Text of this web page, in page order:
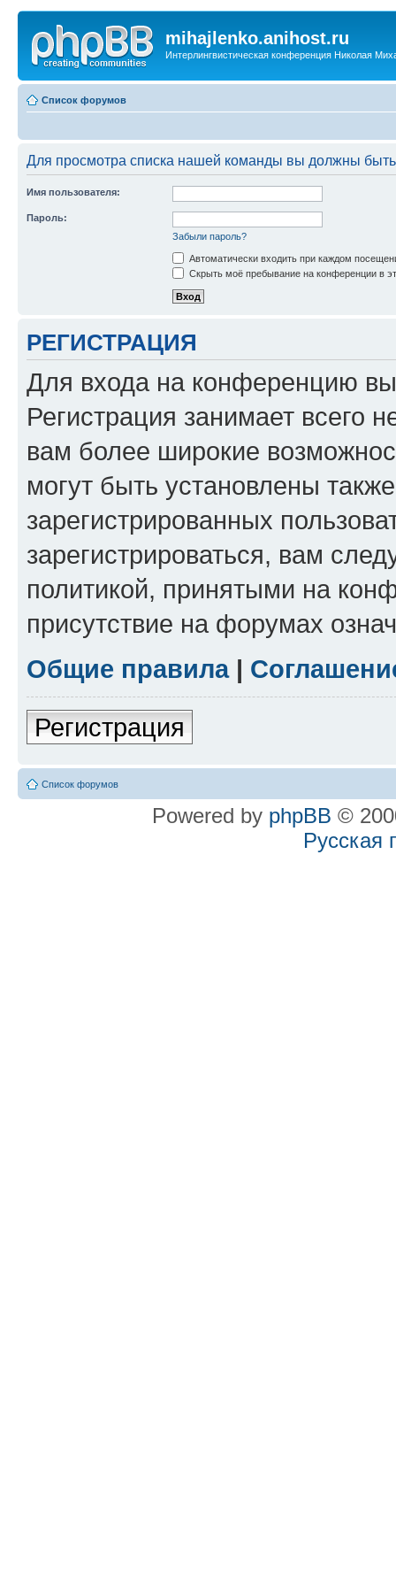
mihajlenko.anihost.ru
Интерлингвистическая конференция Николая
Список форумов
Для просмотра списка нашей команды вы должны
Имя пользователя:
Пароль:
Забыли пароль?
Автоматически входить при каждом
Скрыть моё пребывание на конференции в
РЕГИСТРАЦИЯ
Для входа на конференцию
Регистрация занимает всего
вам более широкие
могут быть установлены
зарегистрированных
зарегистрироваться, вам
политикой, принятыми на
присутствие на форумах
Общие правила|
Регистрация
Список форумов
Powered by phpBB ©
Русская